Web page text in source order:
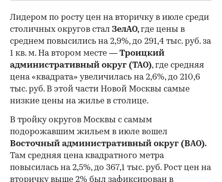
Лидером по росту цен на вторичку в июле среди
столичных округов стал ЗелАО,где цены в
среднем повысились на 2,9%, до 291,4 тыс. руб. за
1 кв. м. На втором месте — Троицкий
административный округ (ТАО), где средняя
цена «квадрата» увеличилась на 2,6%, до 210,6
тыс. руб. В этой части Новой Москвы самые
низкие цены на жилье в столице.
В тройку округов Москвы с самым
подорожавшим жильем в июле вошел
Восточный административный округ (ВАО).
Там средняя цена квадратного метра
повысилась на 2,5%, до 367,1 тыс. руб. Рост цен на
вторичку выше 2% был зафиксирован в